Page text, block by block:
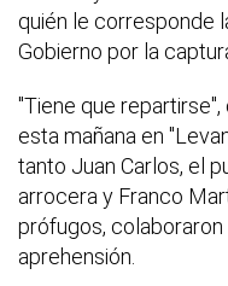
quién le corresponde
Gobierno por la
"Tiene que
esta mañana en
tanto Juan Carlos, el
arrocera y Franco
prófugos,
aprehensión.